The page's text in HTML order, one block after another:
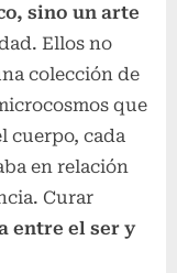
sino un arte
Ellos no
colección de
que
cuerpo, cada
en relación
Curar
entre el ser y